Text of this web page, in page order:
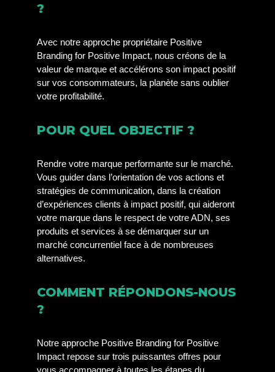
?
Avec notre approche propriétaire Positive
Branding for Positive Impact, nous créons de la
valeur de marque et accélérons son impact positif
sur vos consommateurs, la planète sans oublier
votre profitabilité.
POUR QUEL OBJECTIF ?
Rendre votre marque performante sur le marché.
Vous guider dans l’orientation de vos actions et
stratégies de communication, dans la création
d’expériences clients à impact positif, qui aideront
votre marque dans le respect de votre ADN, ses
produits et services à se démarquer sur un
marché concurrentiel face à de nombreuses
alternatives.
COMMENT RÉPONDONS-NOUS
?
Notre approche Positive Branding for Positive
Impact repose sur trois puissantes offres pour
vous accompagner à toutes les étapes du